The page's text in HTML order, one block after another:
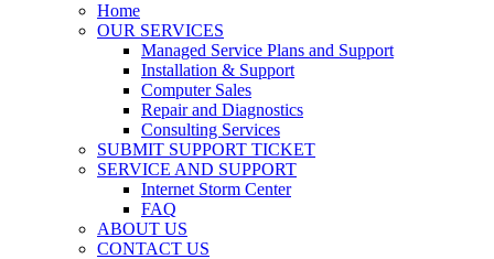
Home
OUR SERVICES
Managed Service Plans and Support
Installation & Support
Computer Sales
Repair and Diagnostics
Consulting Services
SUBMIT SUPPORT TICKET
SERVICE AND SUPPORT
Internet Storm Center
FAQ
ABOUT US
CONTACT US